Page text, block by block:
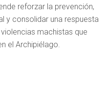
reforzar la prevención,
y consolidar una respuesta
machistas que
el Archipiélago.